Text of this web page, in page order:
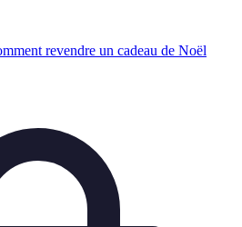
revendre un cadeau de Noël